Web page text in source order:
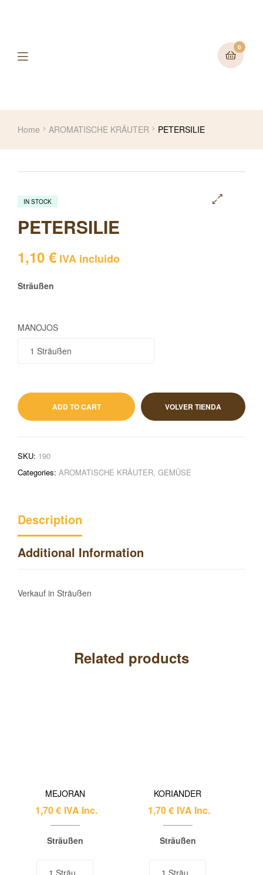
0
Home AROMATISCHE KRÄUTER PETERSILIE
IN STOCK
PETERSILIE
1,10 € IVA incluido
Sträußen
MANOJOS
ADD TO CART VOLVER TIENDA
SKU: 190
Categories: AROMATISCHE KRÄUTER, GEMÜSE
Description
Additional Information
Verkauf in Sträußen
Related products
MEJORAN
1,70€ IVA Inc.
Sträußen
KORIANDER
1,70€ IVA Inc.
Sträußen